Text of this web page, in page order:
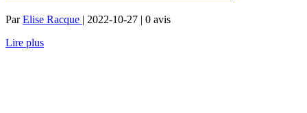
ParElise Racque | 2022-10-27 | 0 avis
Lire plus